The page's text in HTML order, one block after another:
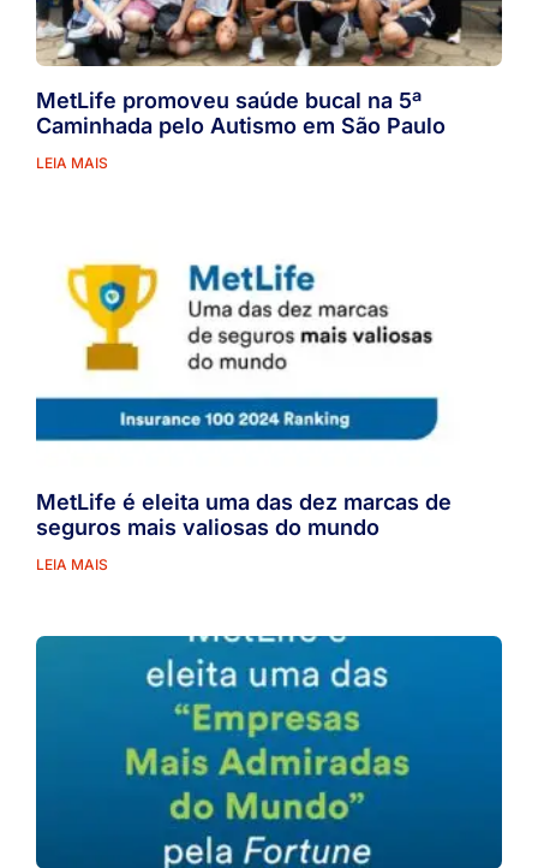
MetLife promoveu saúde bucal na 5ª
Caminhada pelo Autismo em São Paulo
LEIA MAIS
MetLife é eleita uma das dez marcas de
seguros mais valiosas do mundo
LEIA MAIS